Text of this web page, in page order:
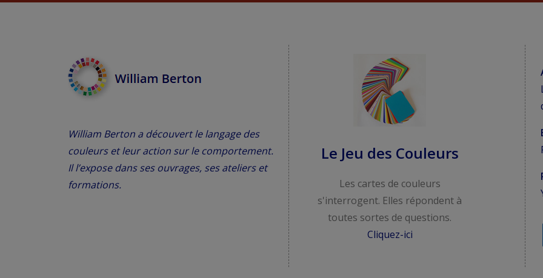
William Berton a découvert le langage des
couleurs et leur action sur le comportement.
Il l’expose dans ses ouvrages, ses ateliers et
formations.
Le Jeu des Couleurs
Les cartes de couleurs
s'interrogent. Elles répondent à
toutes sortes de questions.
Cliquez-ici